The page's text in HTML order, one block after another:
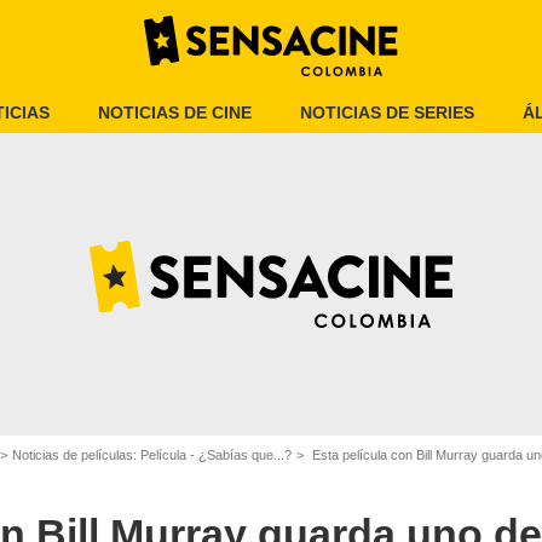
NOTICIAS DE CINE NOTICIAS DE SERIES
Noticias de películas: Película - ¿Sabías que...? Esta película con Bill Murray guarda uno de los
Murray, esconde uno de los mayores misterios del cine